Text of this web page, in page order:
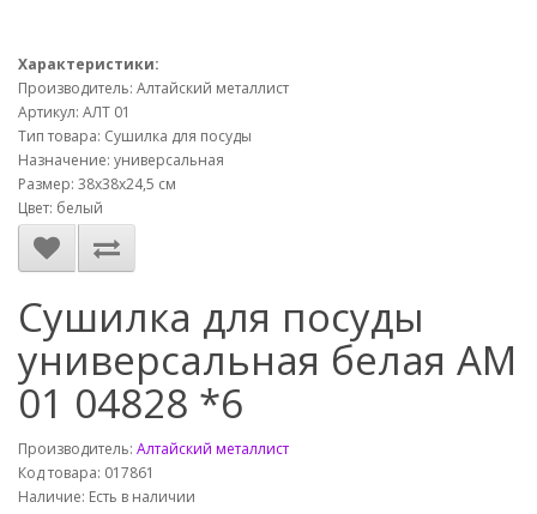
Характеристики:
Производитель: Алтайский металлист
Артикул: АЛТ 01
Тип товара: Сушилка для посуды
Назначение: универсальная
Размер: 38х38х24,5 см
Цвет: белый
Сушилка для посуды
универсальная белая АМ
01 04828 *6
Производитель: Алтайский металлист
Код товара: 017861
Наличие: Есть в наличии